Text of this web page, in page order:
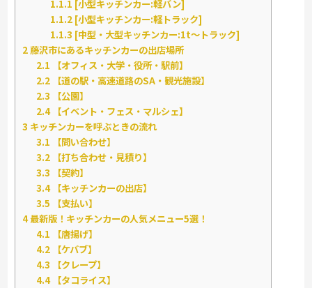
1.1.1 [小型キッチンカー:軽バン]
1.1.2 [小型キッチンカー:軽トラック]
1.1.3 [中型・大型キッチンカー:1t～トラック]
2藤沢市にあるキッチンカーの出店場所
2.1 【オフィス・大学・役所・駅前】
2.2 【道の駅・高速道路のSA・観光施設】
2.3 【公園】
2.4【イベント・フェス・マルシェ】
3 キッチンカーを呼ぶときの流れ
3.1 【問い合わせ】
3.2 【打ち合わせ・見積り】
3.3 【契約】
3.4【キッチンカーの出店】
3.5 【支払い】
4最新版！キッチンカーの人気メニュー5選！
4.1 【唐揚げ】
4.2 【ケバブ】
4.3 【クレープ】
4.4【タコライス】